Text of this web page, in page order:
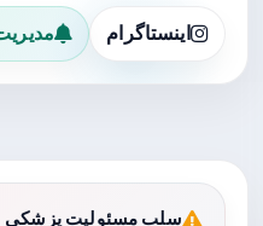
اینستاگرام
سلب مسئولیت پزشکی